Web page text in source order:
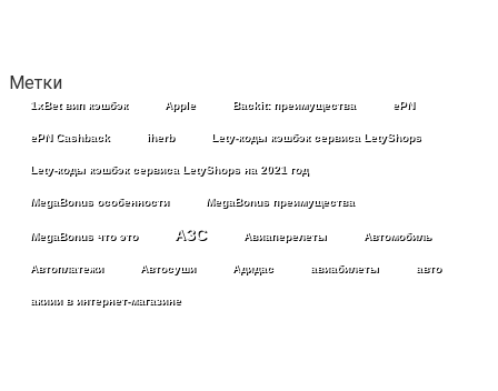
Метки
1xBet вип кэшбэк Apple Backit: преимущества ePN
ePN Cashback iherb Lety-коды кэшбэк сервиса LetyShops
Lety-коды кэшбэк сервиса LetyShops на 2021 год
MegaBonus особенности MegaBonus преимущества
MegaBonus что это АЗС Авиаперелеты Автомобиль
Автоплатежи Автосуши Адидас авиабилеты авто
акиии в интернет-магазине